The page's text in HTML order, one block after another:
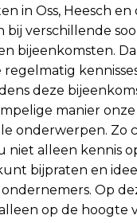
in Oss, Heesch en
bij verschillende
bijeenkomsten.
deze
manier
onderwerpen. Zo
niet alleen kennis
bijpraten en
Op
op de hoogte